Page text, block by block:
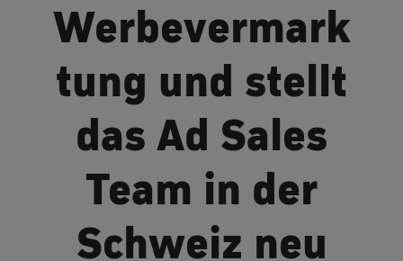
Werbevermark
tung und stellt
das Ad Sales
Team in der
Schweiz neu